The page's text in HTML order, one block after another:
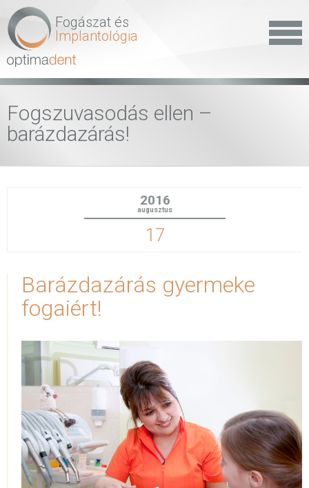
Fogászat és
Implantológia
Fogszuvasodás ellen –
barázdazárás!
2016
augusztus
17
Barázdazárás gyermeke
fogaiért!